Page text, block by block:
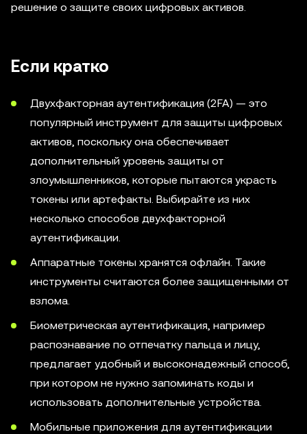
решение о защите своих цифровых активов.
Если кратко
Двухфакторная аутентификация (2FA) — это
популярный инструмент для защиты цифровых
активов, поскольку она обеспечивает
дополнительный уровень защиты от
злоумышленников, которые пытаются украсть
токены или артефакты. Выбирайте из них
несколько способов двухфакторной
аутентификации.
Аппаратные токены хранятся офлайн. Такие
инструменты считаются более защищенными от
взлома.
Биометрическая аутентификация, например
распознавание по отпечатку пальца и лицу,
предлагает удобный и высоконадежный способ,
при котором не нужно запоминать коды и
использовать дополнительные устройства.
Мобильные приложения для аутентификации